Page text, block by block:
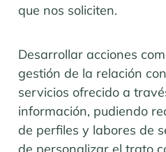
que nos soliciten.
Desarrollar acciones
gestión de la relación
servicios ofrecido a
información, pudiendo
de perfiles y labores de